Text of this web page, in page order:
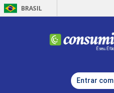
BRASIL
Entrar com